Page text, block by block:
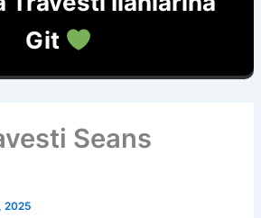
Git
Seans
2025